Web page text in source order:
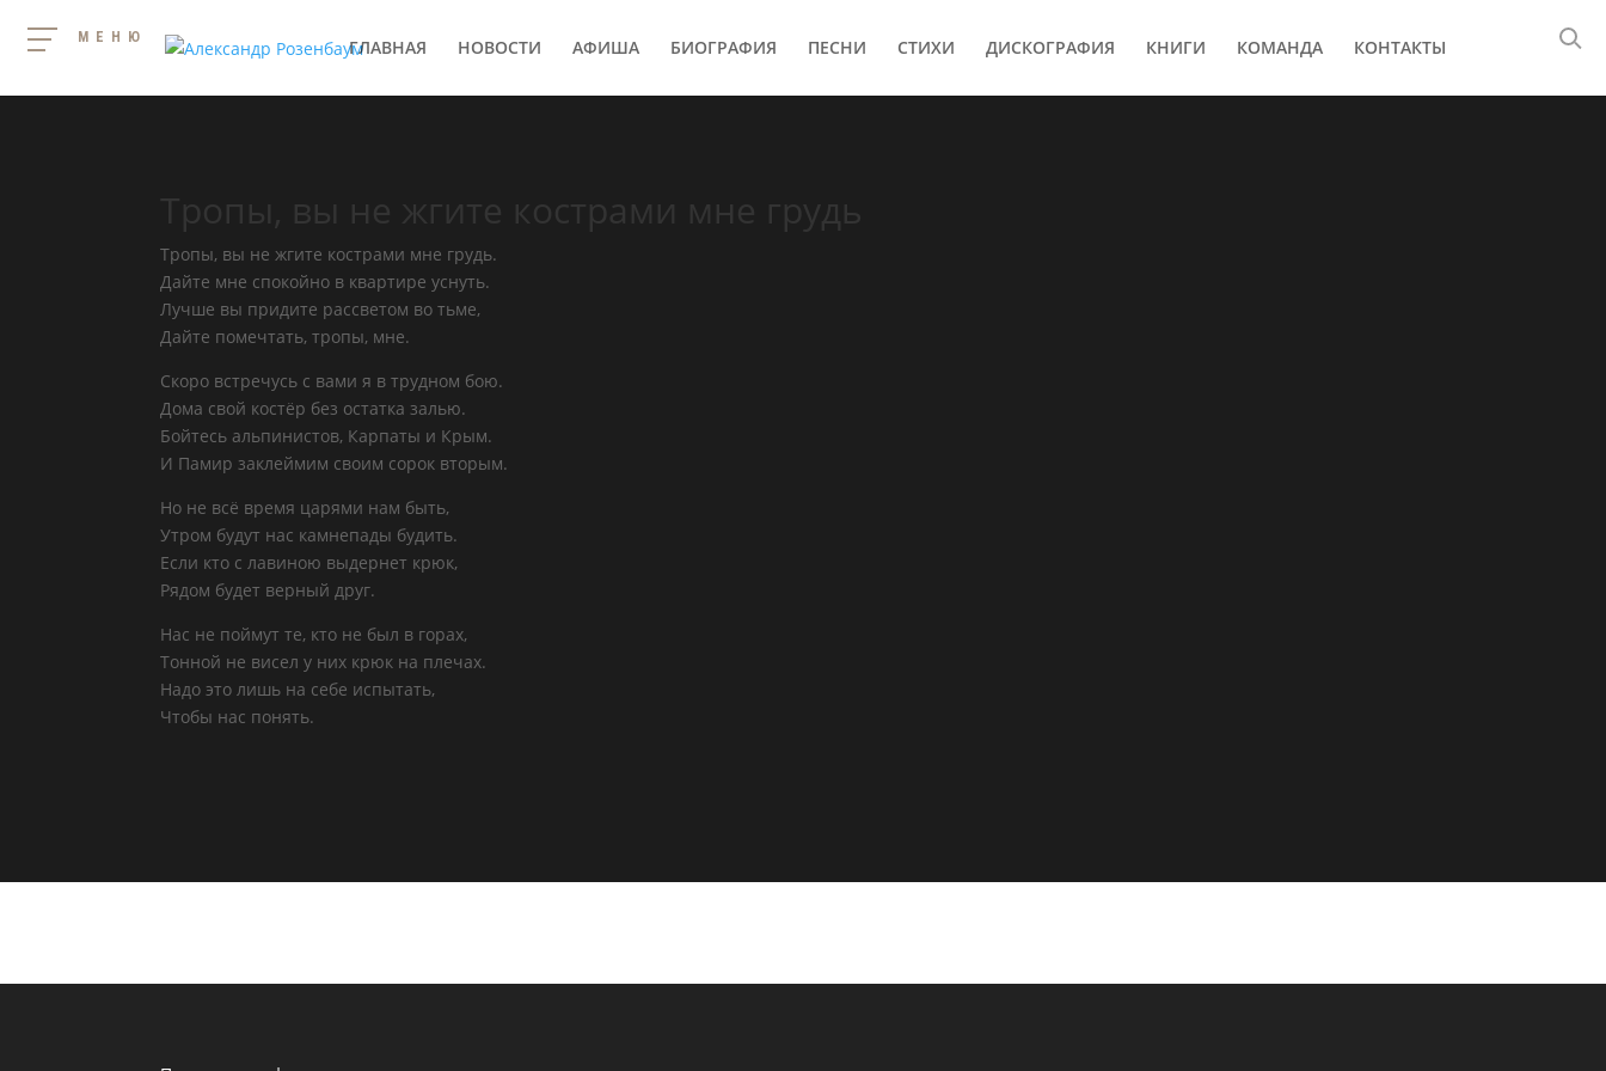
ГЛАВНАЯ НОВОСТИ АФИША БИОГРАФИЯ ПЕСНИ СТИХИ ДИСКОГРАФИЯ КНИГИ КОМАНДА КОНТАКТЫ
Тропы, вы не жгите кострами мне грудь
Тропы, вы не жгите кострами мне грудь.
Дайте мне спокойно в квартире уснуть.
Лучше вы придите рассветом во тьме,
Дайте помечтать, тропы, мне.
Скоро встречусь с вами я в трудном бою.
Дома свой костёр без остатка залью.
Бойтесь альпинистов, Карпаты и Крым.
И Памир заклеймим своим сорок вторым.
Но не всё время царями нам быть,
Утром будут нас камнепады будить.
Если кто с лавиною выдернет крюк,
Рядом будет верный друг.
Нас не поймут те, кто не был в горах,
Тонной не висел у них крюк на плечах.
Надо это лишь на себе испытать,
Чтобы нас понять.
МЕНЮ